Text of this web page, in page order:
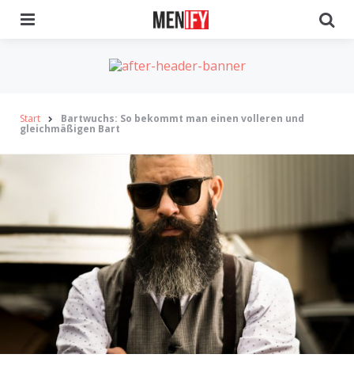
Start Bartwuchs: So bekommt man einen volleren und
gleichmäßigen Bart